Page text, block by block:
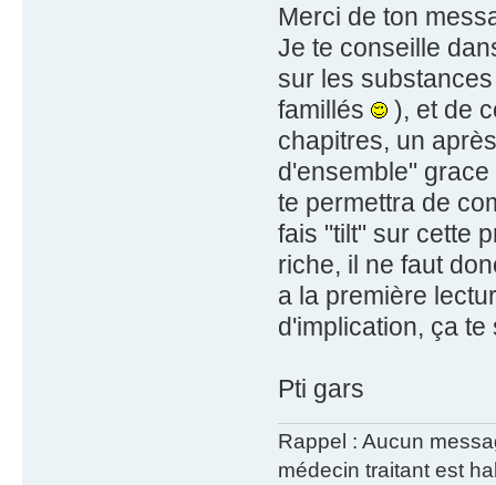
Merci de ton
Je te conseille
sur les
famillés
), et de
chapitres, un
d'ensemble"
te permettra de
fais "tilt" sur cette
riche, il ne faut
a la première
d'implication, ça
Pti gars
Rappel : Aucun
médecin traitant est